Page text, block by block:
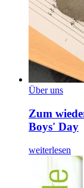
Über uns
Zum
Boys' Day
weiterlesen